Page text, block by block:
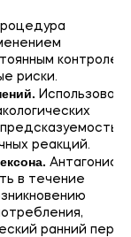
контролем
риски.
реакций.
Антагонист
в течение
ранний